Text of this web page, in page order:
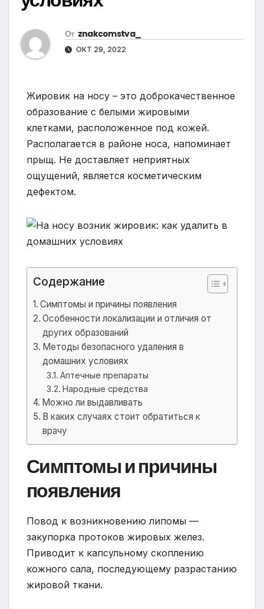
От znakcomstva_
ОКТ 29, 2022
Жировик на носу – это доброкачественное
образование с белыми жировыми
клетками, расположенное под кожей.
Располагается в районе носа, напоминает
прыщ. Не доставляет неприятных
ощущений, является косметическим
дефектом.
Содержание
Симптомы и причины появления
Особенности локализации и отличия от
других образований
Методы безопасного удаления в
домашних условиях
Аптечные препараты
Народные средства
Можно ли выдавливать
В каких случаях стоит обратиться к
врачу
Симптомы и причины
появления
Повод к возникновению липомы —
закупорка протоков жировых желез.
Приводит к капсульному скоплению
кожного сала, последующему разрастанию
жировой ткани.